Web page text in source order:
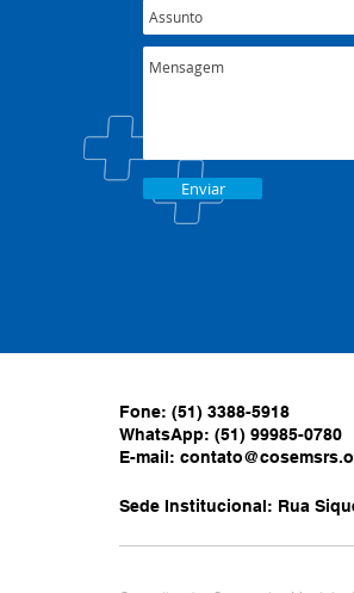
Enviar
Fone: (51) 3388-5918
WhatsApp: (51) 99985-0780
E-mail:
Sede Institucional: Rua